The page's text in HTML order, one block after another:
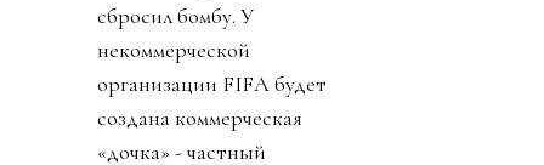
сбросил бомбу. У
некоммерческой
организации FIFA будет
создана коммерческая
«дочка» - частный